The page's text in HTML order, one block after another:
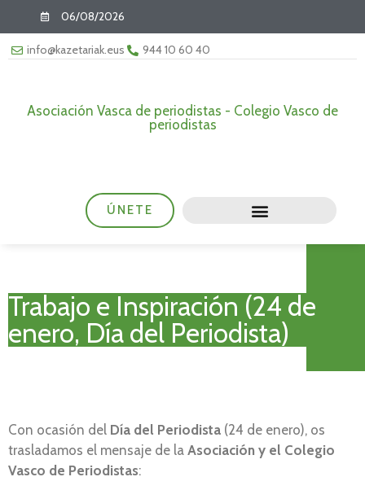
06/08/2026
info@kazetariak.eus 944 10 60 40
Asociación Vasca de periodistas - Colegio Vasco de
periodistas
ÚNETE
Trabajo e Inspiración (24 de
enero, Día del Periodista)
Con ocasión del Día del Periodista (24 de enero), os
trasladamos el mensaje de la Asociación y el Colegio
Vasco de Periodistas: